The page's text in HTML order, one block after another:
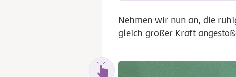
Nehmen wir nun an, die
gleich großer Kraft